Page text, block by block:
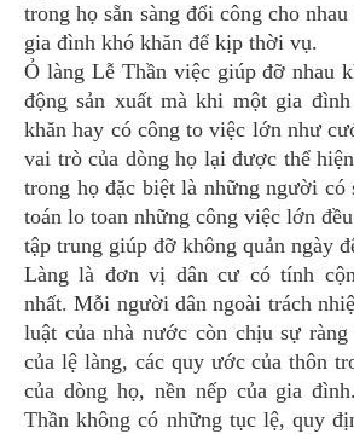
trong họ sẵn sàng đổi công cho
gia đình khó khăn để kịp thời vụ.
Ỏ làng Lễ Thần việc giúp đỡ nhau
động sản xuất mà khi một gia
khăn hay có công to việc lớn như
vai trò của dòng họ lại được thể
trong họ đặc biệt là những người có
toán lo toan những công việc lớn
tập trung giúp đỡ không quản ngày
Làng là đơn vị dân cư có tính
nhất. Mỗi người dân ngoài trách
luật của nhà nước còn chịu sự
của lệ làng, các quy ước của thôn
của dòng họ, nền nếp của gia
Thần không có những tục lệ, quy